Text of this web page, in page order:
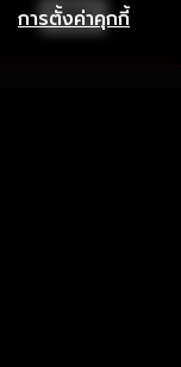
การตั้งค่าคุกกี้
เปิด